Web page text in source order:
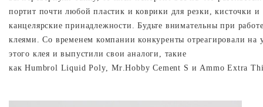
портит почти любой пластик и коврики для резки, кисточки и
канцелярские принадлежности. Будьте внимательны при
клеями. Со временем компании конкуренты отреагировали на
этого клея и выпустили свои аналоги, такие
какHumbrol Liquid Poly,Mr.Hobby Cement S иAmmo Extra